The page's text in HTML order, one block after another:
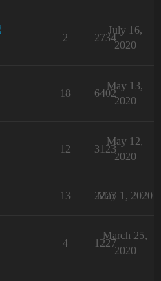
2 2734
July 16,
2020
18 6402
May 13,
2020
12 3123
May 12,
2020
13 2227
May 1, 2020
4 1227
March 25,
2020